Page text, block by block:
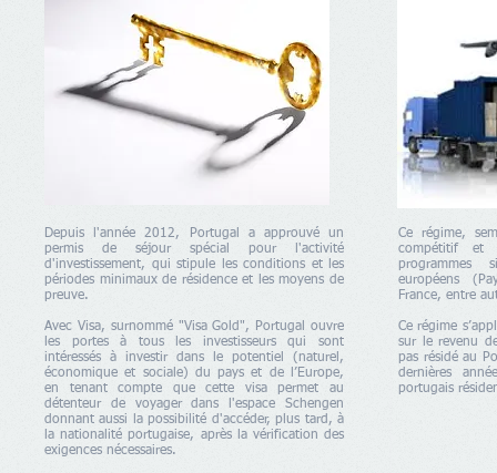
Depuis l'année 2012, Portugal a approuvé un
permis de séjour spécial pour l'activité
d'investissement, qui stipule les conditions et les
périodes minimaux de résidence et les moyens de
preuve.
Avec Visa, surnommé "Visa Gold", Portugal ouvre
les portes à tous les investisseurs qui sont
intéressés à investir dans le potentiel (naturel,
économique et sociale) du pays et de l’Europe,
en tenant compte que cette visa permet au
détenteur de voyager dans l'espace Schengen
donnant aussi la possibilité d'accéder, plus tard, à
la nationalité portugaise, après la vérification des
exigences nécessaires.
Ce régime,
compétitif et
programmes
européens
France, entre
Ce régime
sur le revenu
pas résidé au
dernières
portugais